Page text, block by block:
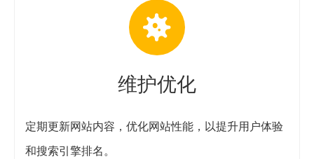
维护优化
定期更新网站内容，优化网站性能，以提升用户体验
和搜索引擎排名。